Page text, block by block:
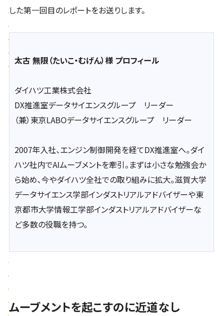
した第一回目のレポートをお送りします。
太古 無限（たいこ・むげん）様 プロフィール
ダイハツ工業株式会社
DX推進室データサイエンスグループ リーダー
（兼）東京LABOデータサイエンスグループ リーダー
2007年入社、エンジン制御開発を経てDX推進室へ。ダイ
ハツ社内でAIムーブメントを牽引。まずは小さな勉強会か
ら始め、今やダイハツ全社での取り組みに拡大。滋賀大学
データサイエンス学部インダストリアルアドバイザーや東
京都市大学情報工学部インダストリアルアドバイザーな
ど多数の役職を持つ。
ムーブメントを起こすのに近道なし